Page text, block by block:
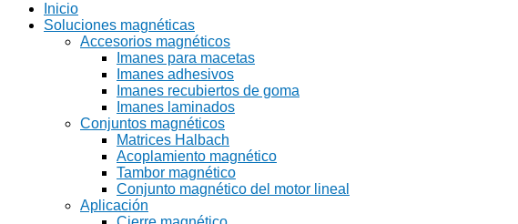
Inicio
Soluciones magnéticas
Accesorios magnéticos
Imanes para macetas
Imanes adhesivos
Imanes recubiertos de goma
Imanes laminados
Conjuntos magnéticos
Matrices Halbach
Acoplamiento magnético
Tambor magnético
Conjunto magnético del motor lineal
Aplicación